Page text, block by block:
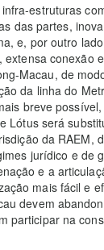
estruturas
das partes,
e, por outro
conexão
Macau, de
da linha do
breve
Lótus será
da RAEM,
jurídico e de
e a
mais fácil e
devem
participar na